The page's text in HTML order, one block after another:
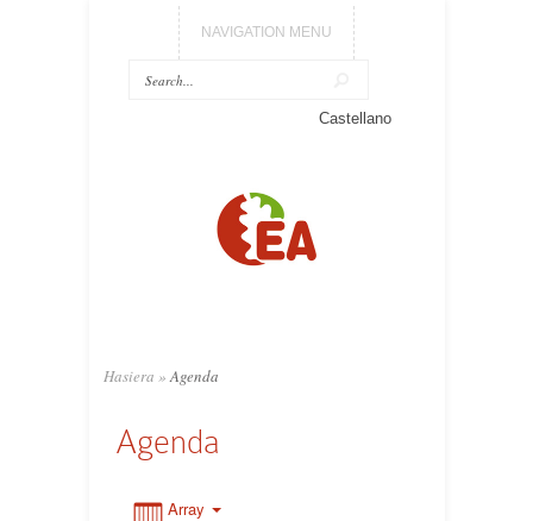
NAVIGATION MENU
Castellano
Hasiera » Agenda
Agenda
Array